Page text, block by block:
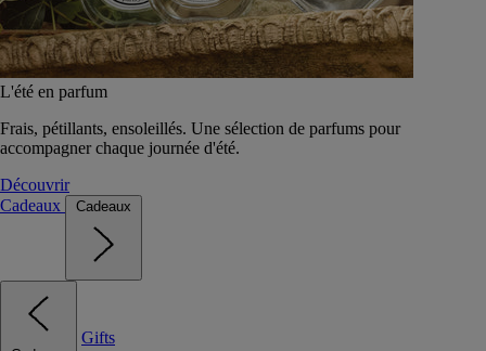
L'été en parfum
Frais, pétillants, ensoleillés. Une sélection de parfums pour
accompagner chaque journée d'été.
Découvrir
Cadeaux
Cadeaux
Gifts